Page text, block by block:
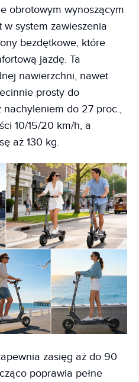
obrotowym wynoszącym
system zawieszenia
bezdętkowe, które
jazdę. Ta
nawierzchni, nawet
prosty do
nachyleniem do 27 proc.,
10/15/20 km/h, a
aż 130 kg.
zasięg aż do 90
poprawia pełne